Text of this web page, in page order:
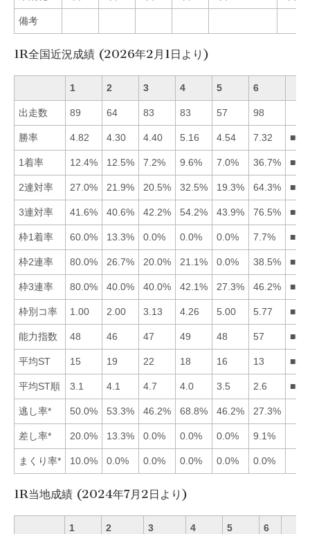
備考
1R全国近況成績 (2026年2月1日より)
1 2 3 4 5 6
出走数 89 64 83 83 57 98
勝率 4.82 4.30 4.40 5.16 4.54 7.32
1着率 12.4% 12.5% 7.2% 9.6% 7.0% 36.7%
2連対率 27.0% 21.9% 20.5% 32.5% 19.3% 64.3%
3連対率 41.6% 40.6% 42.2% 54.2% 43.9% 76.5%
枠1着率 60.0% 13.3% 0.0% 0.0% 0.0% 7.7%
枠2連率 80.0% 26.7% 20.0% 21.1% 0.0% 38.5%
枠3連率 80.0% 40.0% 40.0% 42.1% 27.3% 46.2%
枠別コ率 1.00 2.00 3.13 4.26 5.00 5.77
能力指数 48 46 47 49 48 57
平均ST 15 19 22 18 16 13
平均ST順 3.1 4.1 4.7 4.0 3.5 2.6
逃し率* 50.0% 53.3% 46.2% 68.8% 46.2% 27.3%
差し率* 20.0% 13.3% 0.0% 0.0% 0.0% 9.1%
まくり率* 10.0% 0.0% 0.0% 0.0% 0.0% 0.0%
1R当地成績 (2024年7月2日より)
1 2 3 4 5 6